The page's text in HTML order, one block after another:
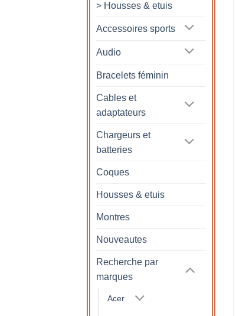
> Housses & etuis
Accessoires sports
Audio
Bracelets féminin
Cables et
adaptateurs
Chargeurs et
batteries
Coques
Housses & etuis
Montres
Nouveautes
Recherche par
marques
Acer